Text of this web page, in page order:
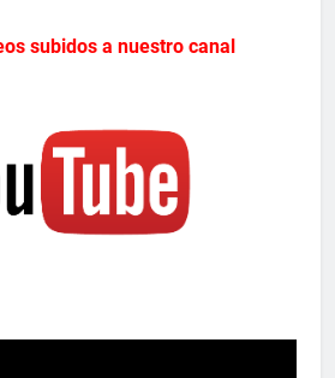
subidos a nuestro canal